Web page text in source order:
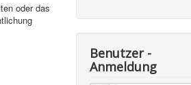
oder das
Benutzer -
Anmeldung